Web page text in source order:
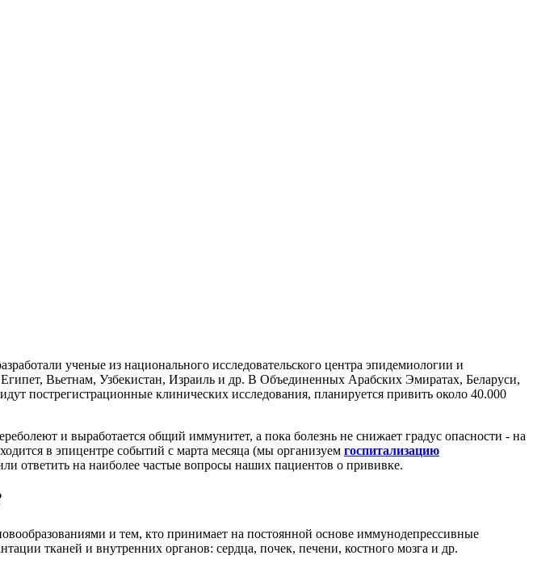
ученые из национального исследовательского центра эпидемиологии и
Вьетнам, Узбекистан, Израиль и др. В Объединенных Арабских Эмиратах, Беларуси,
пострегистрационные клинических исследования, планируется привить около 40.000
и выработается общий иммунитет, а пока болезнь не снижает градус опасности - на
в эпицентре событий с марта месяца (мы организуем госпитализацию
ответить на наиболее частые вопросы наших пациентов о прививке.
и тем, кто принимает на постоянной основе иммунодепрессивные
тканей и внутренних органов: сердца, почек, печени, костного мозга и др.